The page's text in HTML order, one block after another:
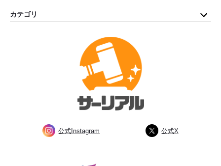
公式Instagram 公式X
カテゴリ